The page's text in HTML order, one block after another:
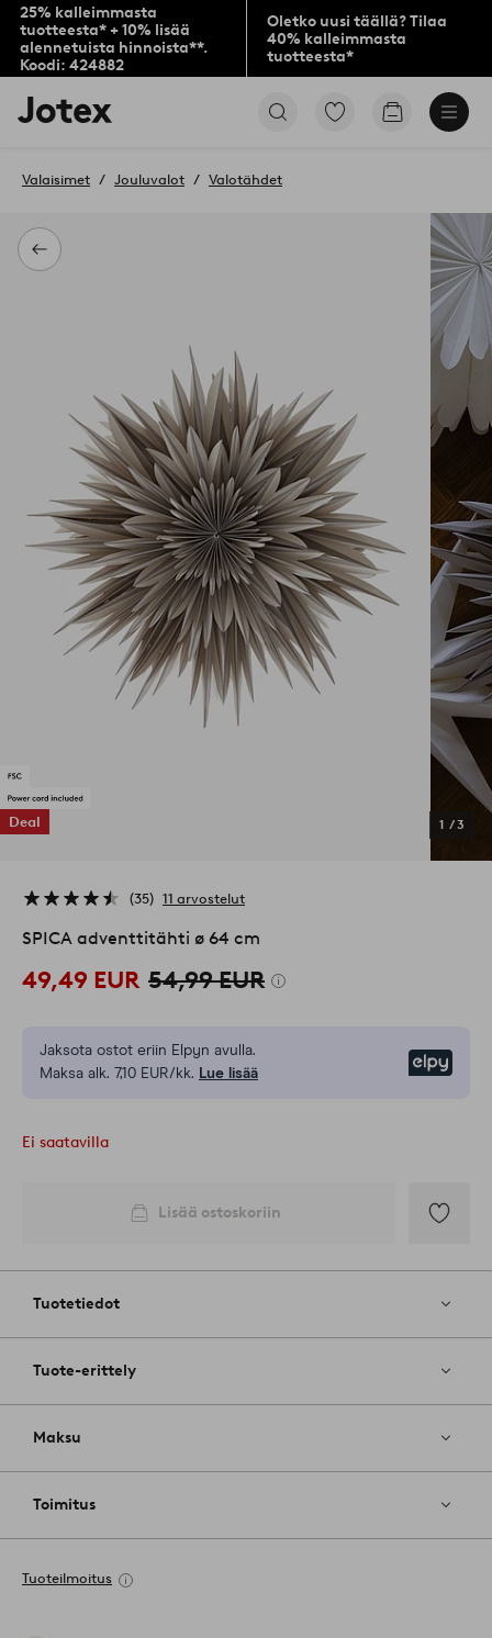
25% kalleimmasta
tuotteesta* + 10% lisää
alennetuista hinnoista**.
Koodi: 424882
Oletko uusi täällä? Tilaa
40% kalleimmasta
tuotteesta*
Jotex-
logo
aloitussivulle
Siirry
Siirry
Takaisin
Valaisimet Jouluvalot Valotähdet
Deal 1 /3
35 11 arvostelut
SPICA adventtitähti ø 64 cm
49,49 EUR 54,99 EUR
Jaksota ostot eriin Elpyn avulla.
Maksa alk. 7,10 EUR/kk. Lue lisää
Ei saatavilla
Lisää ostoskoriin
Tuotetiedot
Tuote-erittely
Maksu
Toimitus
Tuoteilmoitus